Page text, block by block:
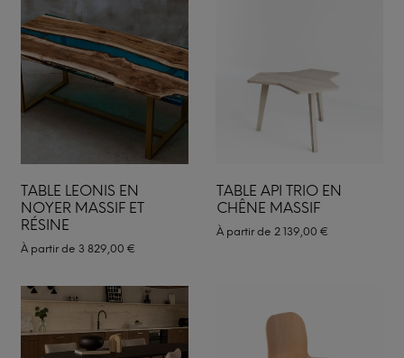
TABLE LEONIS EN
NOYER MASSIF ET
RÉSINE
À partir de 3 829,00 €
TABLE API TRIO EN
CHÊNE MASSIF
À partir de 2 139,00 €